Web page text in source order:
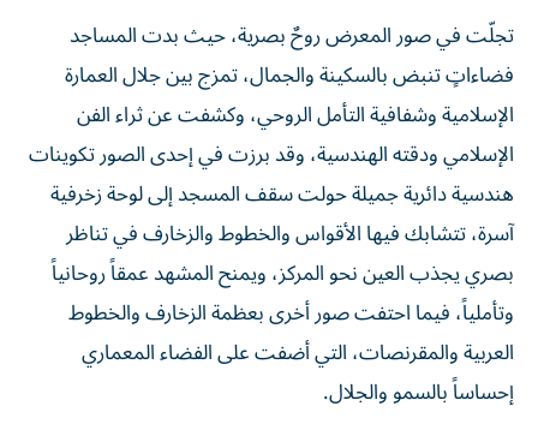
تجلّت في صور المعرض روحٌ بصرية، حيث بدت المساجد
فضاءاتٍ تنبض بالسكينة والجمال، تمزج بين جلال العمارة
الإسلامية وشفافية التأمل الروحي، وكشفت عن ثراء الفن
الإسلامي ودقته الهندسية، وقد برزت في إحدى الصور تكوينات
هندسية دائرية جميلة حولت سقف المسجد إلى لوحة زخرفية
آسرة، تتشابك فيها الأقواس والخطوط والزخارف في تناظر
بصري يجذب العين نحو المركز، ويمنح المشهد عمقاً روحانياً
وتأملياً، فيما احتفت صور أخرى بعظمة الزخارف والخطوط
العربية والمقرنصات، التي أضفت على الفضاء المعماري
إحساساً بالسمو والجلال.